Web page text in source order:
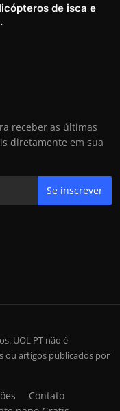
de isca e
receber as últimas
diretamente em sua
Se inscrever
UOL PT não é
ou artigos publicados por
Contato